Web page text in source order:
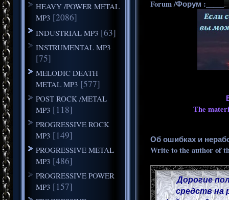
HEAVY /POWER METAL
MP3 [2086]
INDUSTRIAL MP3 [63]
INSTRUMENTAL MP3
[75]
MELODIC DEATH
METAL MP3 [577]
POST ROCK /METAL
MP3 [118]
PROGRESSIVE ROCK
MP3 [149]
PROGRESSIVE METAL
MP3 [486]
PROGRESSIVE POWER
MP3 [157]
Forum /Форум :_____
The
Об ошибках и
Write to the author of
Дорогие
средств на